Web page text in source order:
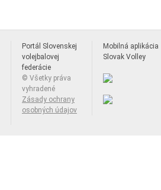
Portál Slovenskej
volejbalovej
federácie
© Všetky práva
vyhradené
Zásady ochrany
osobných údajov
Mobilná aplikácia
Slovak Volley